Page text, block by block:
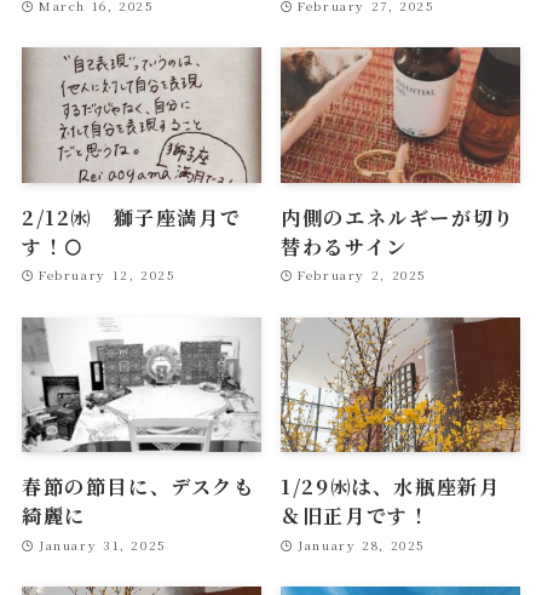
March 16, 2025 February 27, 2025
2/12㈬ 獅子座満月で
す！🌕
February 12, 2025
内側のエネルギーが切り
替わるサイン
February 2, 2025
春節の節目に、デスクも
綺麗に
January 31, 2025
1/29㈬は、水瓶座新月
＆旧正月です！
January 28, 2025